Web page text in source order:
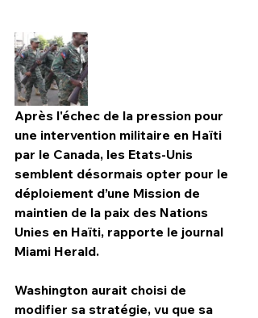
HPN Live
Après l'échec de la pression pour
une intervention militaire en Haïti
par le Canada, les Etats-Unis
semblent désormais opter pour le
déploiement d’une Mission de
maintien de la paix des Nations
Unies en Haïti, rapporte le journal
Miami Herald.
Washington aurait choisi de
modifier sa stratégie, vu que sa